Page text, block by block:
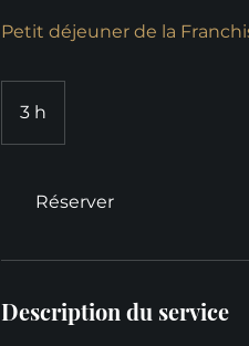
Petit déjeuner de la
3 h
h
Réserver
Description du service